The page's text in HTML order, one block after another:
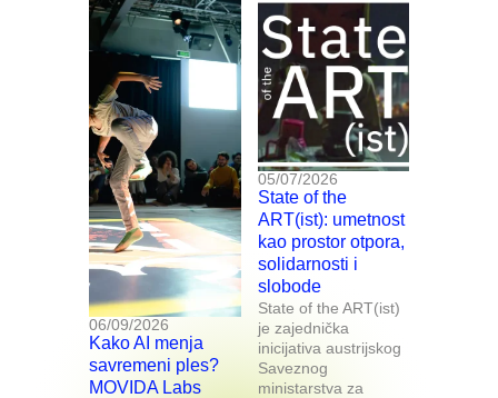
06/09/2026
Kako AI menja
savremeni ples?
MOVIDA Labs
05/07/2026
State of the
ART(ist): umetnost
kao prostor otpora,
solidarnosti i
slobode
State of the ART(ist)
je zajednička
inicijativa austrijskog
Saveznog
ministarstva za